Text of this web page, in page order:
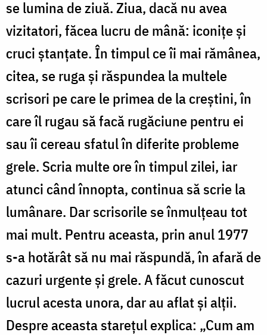
se lumina de ziuă. Ziua, dacă nu avea
vizitatori, făcea lucru de mână: iconiţe şi
cruci ştanţate. În timpul ce îi mai rămânea,
citea, se ruga şi răspundea la multele
scrisori pe care le primea de la creştini, în
care îl rugau să facă rugăciune pentru ei
sau îi cereau sfatul în diferite probleme
grele. Scria multe ore în timpul zilei, iar
atunci când înnopta, continua să scrie la
lumânare. Dar scrisorile se înmulţeau tot
mai mult. Pentru aceasta, prin anul 1977
s-a hotărât să nu mai răspundă, în afară de
cazuri urgente şi grele. A făcut cunoscut
lucrul acesta unora, dar au aflat şi alţii.
Despre aceasta stareţul explica: „Cum am